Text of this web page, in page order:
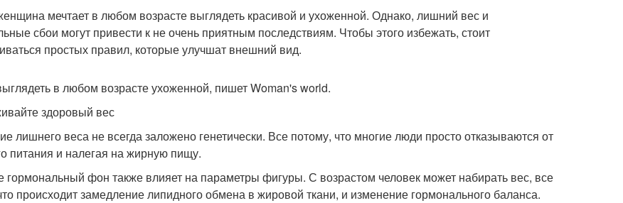
мечтает в любом возрасте выглядеть красивой и ухоженной. Однако, лишний вес и
сбои могут привести к не очень приятным последствиям. Чтобы этого избежать, стоит
простых правил, которые улучшат внешний вид.
в любом возрасте ухоженной, пишет Woman's world.
здоровый вес
лишнего веса не всегда заложено генетически. Все потому, что многие люди просто отказываются от
питания и налегая на жирную пищу.
гормональный фон также влияет на параметры фигуры. С возрастом человек может набирать вес, все
происходит замедление липидного обмена в жировой ткани, и изменение гормонального баланса.